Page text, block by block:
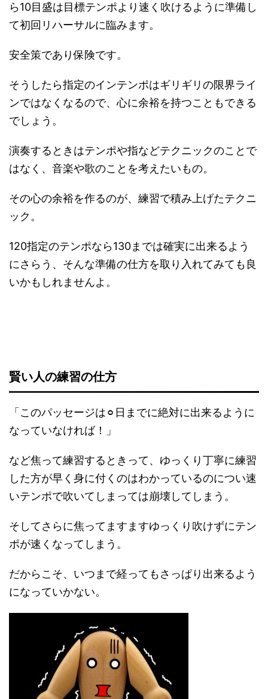
ら10目盛は目標テンポより速く吹けるように準備し
て初回リハーサルに臨みます。
安全策であり保険です。
そうしたら指定のインテンポはギリギリの限界ライ
ンではなくなるので、心に余裕を持つこともできる
でしょう。
演奏するときはテンポや指などテクニックのことで
はなく、音楽や歌のことを考えたいもの。
その心の余裕を作るのが、練習で積み上げたテクニ
ック。
120指定のテンポなら130までは確実に出来るよう
にさらう、そんな準備の仕方を取り入れてみても良
いかもしれませんよ。
賢い人の練習の仕方
「このパッセージは⚪︎日までに絶対に出来るように
なっていなければ！」
など焦って練習するときって、ゆっくり丁寧に練習
した方が早く身に付くのはわかっているのについ速
いテンポで吹いてしまっては崩壊してしまう。
そしてさらに焦ってますますゆっくり吹けずにテン
ポが速くなってしまう。
だからこそ、いつまで経ってもさっぱり出来るよう
になっていかない。